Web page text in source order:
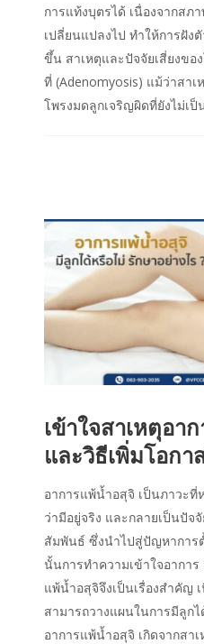
การแท้งบุตรได้ เนื่องจากสภ
เปลี่ยนแปลงไป ทำให้การฝัง
ขึ้น สาเหตุและปัจจัยเสี่ยงขอ
ที่ (Adenomyosis) แม้ว่าสา
โพรงมดลูกเจริญผิดที่ยังไม่เ
เข้าใจสาเหตุอา
และวิธีเพิ่มโอกา
อาการแพ้น้ำอสุจิ เป็นภาวะที่
ว่ามีอยู่จริง และกลายเป็นปัจ
สัมพันธ์ ซึ่งนำไปสู่ปัญหาการ
นั้นการทำความเข้าใจอากา
แพ้น้ำอสุจิจึงเป็นเรื่องสำคัญ
สามารถวางแผนในการมีลูก
อาการแพ้น้ำอสุจิ เกิดจากสา